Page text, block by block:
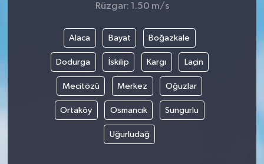
Rüzgar: 1.50 m/s
Alaca Bayat Boğazkale
Dodurga İskilip Kargı Laçin
Mecitözü Merkez Oğuzlar
Ortaköy Osmancık Sungurlu
Uğurludağ